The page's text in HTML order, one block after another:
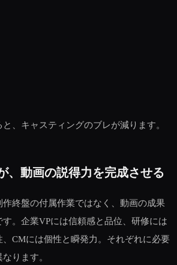
、キャスティングのブレが減ります。
、動画の説得力を完成させる
終盤の付属作業ではなく、動画の成果
。企業VPには信頼感と品位、研修には
CMには個性と瞬発力。それぞれに必要
ります。